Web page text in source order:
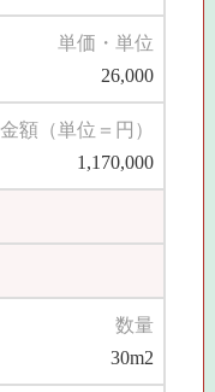
単価・単位
26,000
金額（単位＝円）
1,170,000
数量
30m2